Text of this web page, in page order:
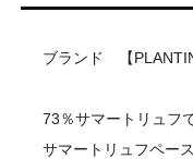
ブランド 【PLANTIN
73％サマートリュフ
サマートリュフペー